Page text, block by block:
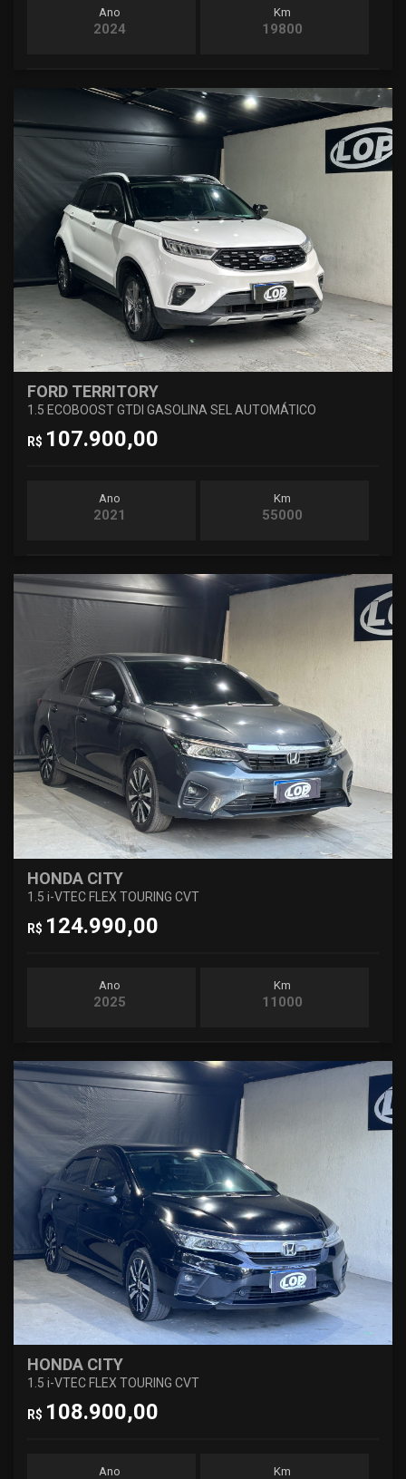
Ano
2024
Km
19800
FORD TERRITORY
1.5 ECOBOOST GTDI GASOLINA SEL AUTOMÁTICO
R$ 107.900,00
Ano
2021
Km
55000
HONDA CITY
1.5 i-VTEC FLEX TOURING CVT
R$ 124.990,00
Ano
2025
Km
11000
HONDA CITY
1.5 i-VTEC FLEX TOURING CVT
R$ 108.900,00
Ano Km